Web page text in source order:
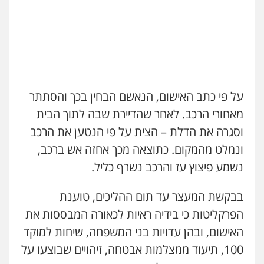
עו"ד אילן אלימלך
פשיעה חמורה תעבורה
0522992110
עו"ד שאדי נאטור
פלילי פשיעה חמורה מעצרים וחקירות
משרד עורכי דין פארס פלאח
פלילי צבאי צווארון לבן והונאה ביטוח לאומי
0549911449
על פי כתב האישום, הנאשם הבחין בכך והסתתר
מאחורי הרכב. לאחר שהדיירת שבה לתוך הבית
וסגרה את הדלת – הצית על פי הנטען את הרכב
ונמלט מהמקום. כתוצאה מכך אחזה אש ברכב,
נשמע פיצוץ עז והרכב נשרף כליל.
בבקשת המעצר עד תום ההליכים, טוענת
הפרקליטות כי בידיה ראיות לכאורה המבססות את
האישום, ובהן עדויות בני המשפחה, שיחות למוקד
100, תיעוד ממצלמות אבטחה, זיהויים שבוצעו על
עו"ד דותן דניאלי
פלילי פשיעה חמורה צווארון לבן פשיעה
כלכלית עורכי דין לענייני אסירים נוער